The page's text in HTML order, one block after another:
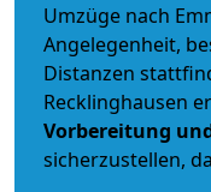
Umzüge nach
Angelegenheit,
Distanzen
Recklinghausen
Vorbereitung
sicherzustellen,